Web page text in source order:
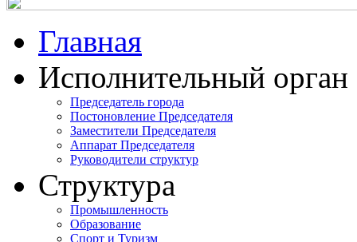
Главная
Исполнительный орган
Председатель города
Постоновление Председателя
Заместители Председателя
Аппарат Председателя
Руководители структур
Структура
Промышленность
Образование
Спорт и Туризм